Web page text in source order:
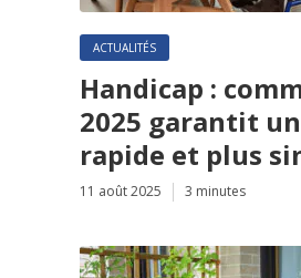
ACTUALITÉS
Handicap :
2025 garantit
rapide et plus
11 août 2025 3 minutes